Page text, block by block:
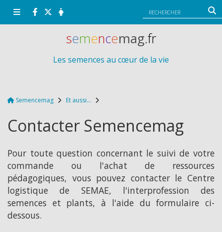
Semencemag Et aussi...
Contacter Semencemag
Pour toute question concernant le suivi de votre
commande ou l'achat de ressources
pédagogiques, vous pouvez contacter le Centre
logistique de SEMAE, l'interprofession des
semences et plants, à l'aide du formulaire ci-
dessous.
semencemag.fr
Les semences au cœur de la vie
Panneau de gestion des cookies